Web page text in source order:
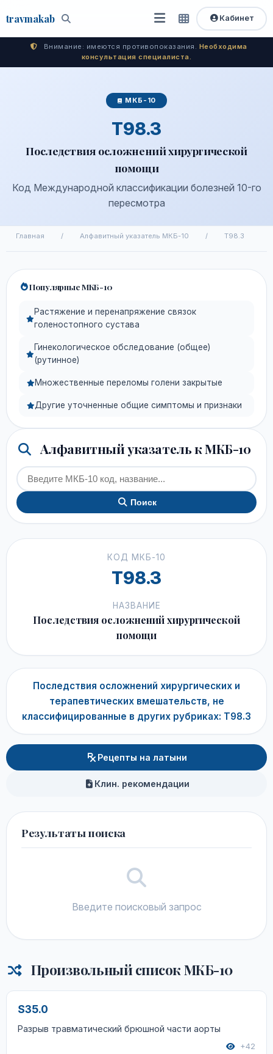
travmakab Поиск
Открыть
меню
Быстрый
доступ
Кабинет
Внимание: имеются противопоказания. Необходима
консультация специалиста.
МКБ-10
T98.3
Последствия осложнений хирургической
помощи
Код Международной классификации болезней 10-го
пересмотра
Главная / Алфавитный указатель МКБ-10 / T98.3
Популярные МКБ-10
Растяжение и перенапряжение связок
голеностопного сустава
Гинекологическое обследование (общее)
(рутинное)
Множественные переломы голени закрытые
Другие уточненные общие симптомы и признаки
Алфавитный указатель к МКБ-10
Поиск
КОД МКБ-10
T98.3
НАЗВАНИЕ
Последствия осложнений хирургической
помощи
Последствия осложнений хирургических и
терапевтических вмешательств, не
классифицированные в других рубриках: T98.3
Рецепты на латыни
Клин. рекомендации
Результаты поиска
Введите поисковый запрос
Произвольный список МКБ-10
S35.0
Разрыв травматический брюшной части аорты
+42